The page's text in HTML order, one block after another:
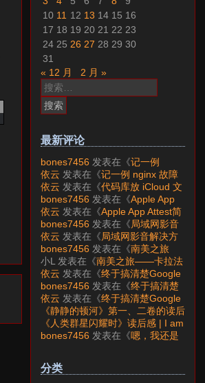
10 11 12 13 14 15 16
17 18 19 20 21 22 23
24 25 26 27 28 29 30
31
« 12 月
2 月 »
搜
索：
最新评论
bones7456 发表在《记一例
nginx 故障分析》
依云 发表在《记一例 nginx 故障
分析 》
依云 发表在《代码库放 iCloud 文
件夹会怎样？》
bones7456 发表在《Apple App
Attest简介》
依云 发表在《Apple App Attest简
介》
bones7456 发表在《局域网影音
解决方案——Jellyfin》
依云 发表在《局域网影音解决方
案——Jellyfin》
bones7456 发表在《南美之旅
——卡拉法特看莫雷诺大冰川》
小L 发表在《南美之旅——卡拉法
特看莫雷诺大冰川》
依云 发表在《终于搞清楚Google
账号的所属国家的逻辑了》
bones7456 发表在《终于搞清楚
Google账号的所属国家的逻辑
了》
依云 发表在《终于搞清楚Google
账号的所属国家的逻辑了》
《静静的顿河》第一、二卷的读后
感 | I am LAZY bones?发表在
《《人类群星闪耀时》读后感》
《人类群星闪耀时》读后感 | I am
LAZY bones?发表在《
《显微镜
bones7456 发表在《嗯，我还是
分类